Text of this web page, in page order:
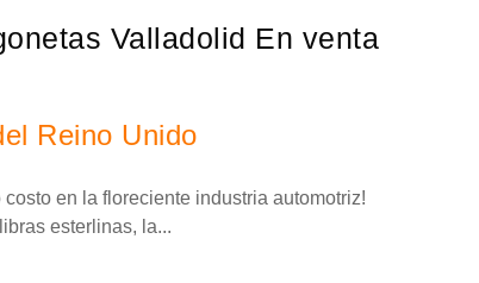
Valladolid En venta
Reino Unido
en la floreciente industria automotriz!
esterlinas, la...